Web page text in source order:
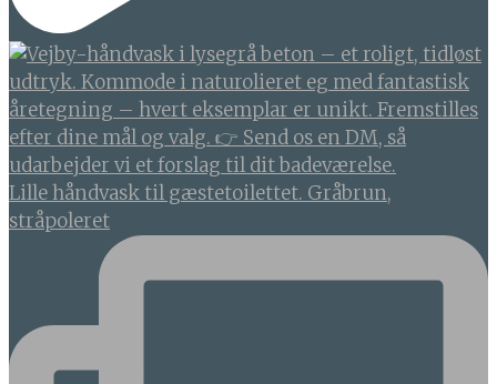
Lille håndvask til gæstetoilettet. Gråbrun,
stråpoleret